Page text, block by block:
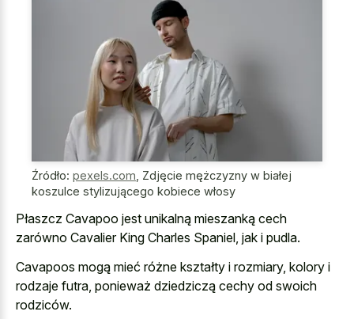
Źródło: pexels.com Zdjęcie mężczyzny w białej
koszulce stylizującego kobiece włosy
Płaszcz Cavapoo jest unikalną mieszanką cech
zarówno Cavalier King Charles Spaniel, jak i pudla.
Cavapoos mogą mieć różne kształty i rozmiary, kolory i
rodzaje futra, ponieważ dziedziczą cechy od swoich
rodziców.